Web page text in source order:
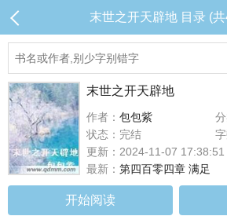
末世之开天辟地 目录 (
末世之开天辟地
作者： 包包紫
状态：完结
更新：2024-11-07 17:38:51
最新： 第四百零四章 满足
开始阅读